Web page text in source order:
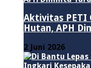
Aktivitas PETI
Hutan, APH
2 Juni 2026